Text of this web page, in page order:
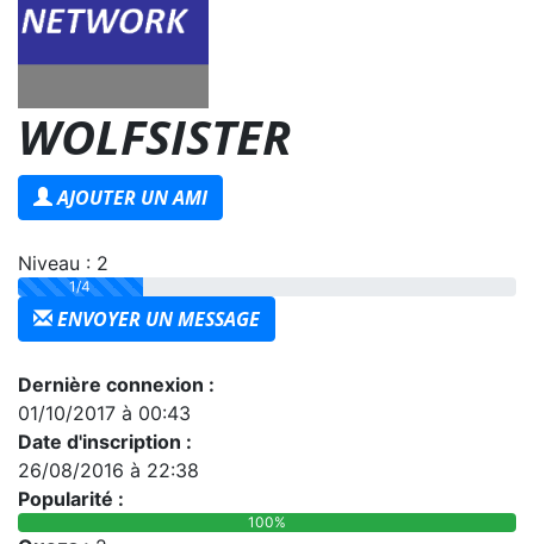
WOLFSISTER
AJOUTER UN AMI
Niveau : 2
1/4
ENVOYER UN MESSAGE
Dernière connexion :
01/10/2017 à 00:43
Date d'inscription :
26/08/2016 à 22:38
Popularité :
100%